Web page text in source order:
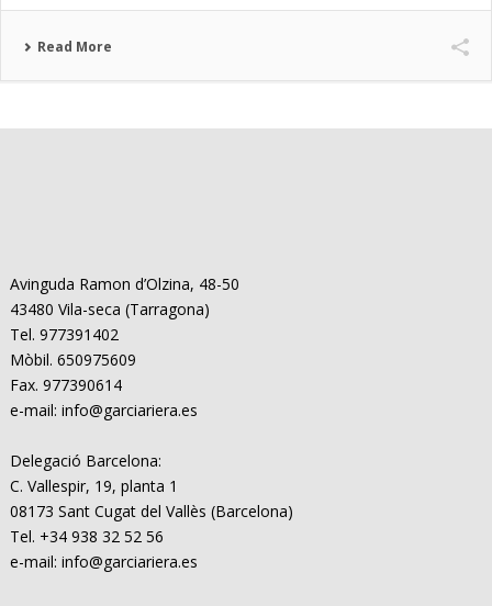
Read More
Avinguda Ramon d’Olzina, 48-50
43480 Vila-seca (Tarragona)
Tel. 977391402
Mòbil. 650975609
Fax. 977390614
e-mail: info@garciariera.es
Delegació Barcelona:
C. Vallespir, 19, planta 1
08173 Sant Cugat del Vallès (Barcelona)
Tel. +34 938 32 52 56
e-mail: info@garciariera.es